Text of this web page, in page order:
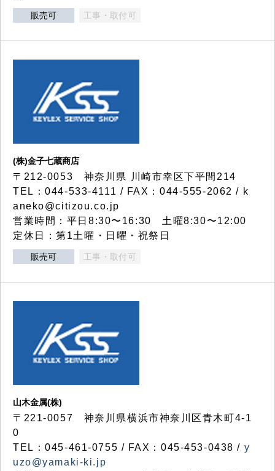
販売可 工事・取付可
(株)金子七蔵商店
〒212-0053 神奈川県 川崎市幸区下平間214
TEL：044-533-4111 / FAX：044-555-2062 / k
aneko@citizou.co.jp
営業時間：平日8:30〜16:30 土曜8:30〜12:00
定休日：第1土曜・日曜・祝祭日
販売可 工事・取付可
山木金属(株)
〒221-0057 神奈川県横浜市神奈川区青木町4-1
0
TEL：045-461-0755 / FAX：045-453-0438 / y
uzo@yamaki-ki.jp